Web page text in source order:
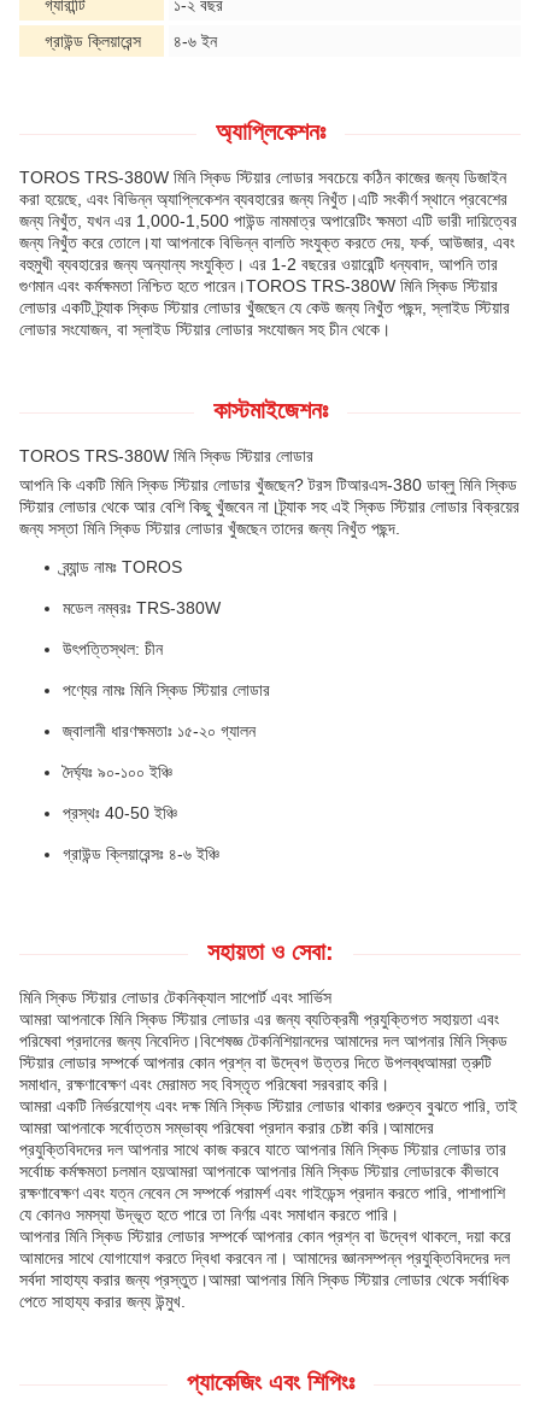
গ্যারান্টি
১-২ বছর
গ্রাউন্ড ক্লিয়ারেন্স
৪-৬ ইন
অ্যাপ্লিকেশনঃ
TOROS TRS-380W মিনি স্কিড স্টিয়ার লোডার সবচেয়ে কঠিন কাজের জন্য ডিজাইন
করা হয়েছে, এবং বিভিন্ন অ্যাপ্লিকেশন ব্যবহারের জন্য নিখুঁত।এটি সংকীর্ণ স্থানে প্রবেশের
জন্য নিখুঁত, যখন এর 1,000-1,500 পাউন্ড নামমাত্র অপারেটিং ক্ষমতা এটি ভারী দায়িত্বের
জন্য নিখুঁত করে তোলে।যা আপনাকে বিভিন্ন বালতি সংযুক্ত করতে দেয়, ফর্ক, আউজার, এবং
বহুমুখী ব্যবহারের জন্য অন্যান্য সংযুক্তি। এর 1-2 বছরের ওয়ারেন্টি ধন্যবাদ, আপনি তার
গুণমান এবং কর্মক্ষমতা নিশ্চিত হতে পারেন।TOROS TRS-380W মিনি স্কিড স্টিয়ার
লোডার একটি ট্র্যাক স্কিড স্টিয়ার লোডার খুঁজছেন যে কেউ জন্য নিখুঁত পছন্দ, স্লাইড স্টিয়ার
লোডার সংযোজন, বা স্লাইড স্টিয়ার লোডার সংযোজন সহ চীন থেকে।
কাস্টমাইজেশনঃ
TOROS TRS-380W মিনি স্কিড স্টিয়ার লোডার
আপনি কি একটি মিনি স্কিড স্টিয়ার লোডার খুঁজছেন? টরস টিআরএস-380 ডাব্লু মিনি স্কিড
স্টিয়ার লোডার থেকে আর বেশি কিছু খুঁজবেন না।ট্র্যাক সহ এই স্কিড স্টিয়ার লোডার বিক্রয়ের
জন্য সস্তা মিনি স্কিড স্টিয়ার লোডার খুঁজছেন তাদের জন্য নিখুঁত পছন্দ.
ব্র্যান্ড নামঃ TOROS
মডেল নম্বরঃ TRS-380W
উৎপত্তিস্থল: চীন
পণ্যের নামঃ মিনি স্কিড স্টিয়ার লোডার
জ্বালানী ধারণক্ষমতাঃ ১৫-২০ গ্যালন
দৈর্ঘ্যঃ ৯০-১০০ ইঞ্চি
প্রস্থঃ 40-50 ইঞ্চি
গ্রাউন্ড ক্লিয়ারেন্সঃ ৪-৬ ইঞ্চি
সহায়তা ও সেবা:
মিনি স্কিড স্টিয়ার লোডার টেকনিক্যাল সাপোর্ট এবং সার্ভিস
আমরা আপনাকে মিনি স্কিড স্টিয়ার লোডার এর জন্য ব্যতিক্রমী প্রযুক্তিগত সহায়তা এবং
পরিষেবা প্রদানের জন্য নিবেদিত।বিশেষজ্ঞ টেকনিশিয়ানদের আমাদের দল আপনার মিনি স্কিড
স্টিয়ার লোডার সম্পর্কে আপনার কোন প্রশ্ন বা উদ্বেগ উত্তর দিতে উপলব্ধআমরা ত্রুটি
সমাধান, রক্ষণাবেক্ষণ এবং মেরামত সহ বিস্তৃত পরিষেবা সরবরাহ করি।
আমরা একটি নির্ভরযোগ্য এবং দক্ষ মিনি স্কিড স্টিয়ার লোডার থাকার গুরুত্ব বুঝতে পারি, তাই
আমরা আপনাকে সর্বোত্তম সম্ভাব্য পরিষেবা প্রদান করার চেষ্টা করি।আমাদের
প্রযুক্তিবিদদের দল আপনার সাথে কাজ করবে যাতে আপনার মিনি স্কিড স্টিয়ার লোডার তার
সর্বোচ্চ কর্মক্ষমতা চলমান হয়আমরা আপনাকে আপনার মিনি স্কিড স্টিয়ার লোডারকে কীভাবে
রক্ষণাবেক্ষণ এবং যত্ন নেবেন সে সম্পর্কে পরামর্শ এবং গাইডেন্স প্রদান করতে পারি, পাশাপাশি
যে কোনও সমস্যা উদ্ভূত হতে পারে তা নির্ণয় এবং সমাধান করতে পারি।
আপনার মিনি স্কিড স্টিয়ার লোডার সম্পর্কে আপনার কোন প্রশ্ন বা উদ্বেগ থাকলে, দয়া করে
আমাদের সাথে যোগাযোগ করতে দ্বিধা করবেন না। আমাদের জ্ঞানসম্পন্ন প্রযুক্তিবিদদের দল
সর্বদা সাহায্য করার জন্য প্রস্তুত।আমরা আপনার মিনি স্কিড স্টিয়ার লোডার থেকে সর্বাধিক
পেতে সাহায্য করার জন্য উন্মুখ.
প্যাকেজিং এবং শিপিংঃ